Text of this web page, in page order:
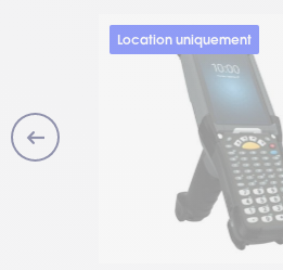
Location uniquement